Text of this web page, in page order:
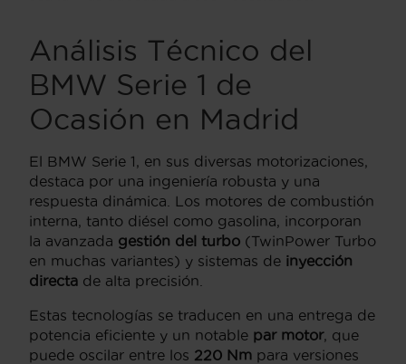
Análisis Técnico del
BMW Serie 1 de
Ocasión en Madrid
El BMW Serie 1, en sus diversas motorizaciones,
destaca por una ingeniería robusta y una
respuesta dinámica. Los motores de combustión
interna, tanto diésel como gasolina, incorporan
la avanzada gestión del turbo (TwinPower Turbo
en muchas variantes) y sistemas de inyección
directa de alta precisión.
Estas tecnologías se traducen en una entrega de
potencia eficiente y un notable par motor, que
puede oscilar entre los 220 Nm para versiones